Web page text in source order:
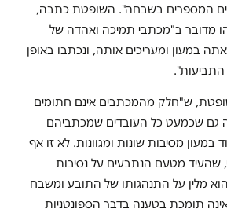
"20 מכתבים המספרים בשבחה". השופטת כתבה,
מדובר ב"מכתבי תמיכה ואהדה של
במעון ומעריכים אותה, ונכתבו באופן
ש"חלק מהמכתבים אינם חתומים
גם שכמעט כל העובדים שמכתביהם
במעון מסיבות שונות ומגוונות. לא זו אף
שהעיד מטעם הנתבעים על נסיבות
מלין על התנהגותו של התובע ומשבח
תומכת בטענה בדבר הספונטניות